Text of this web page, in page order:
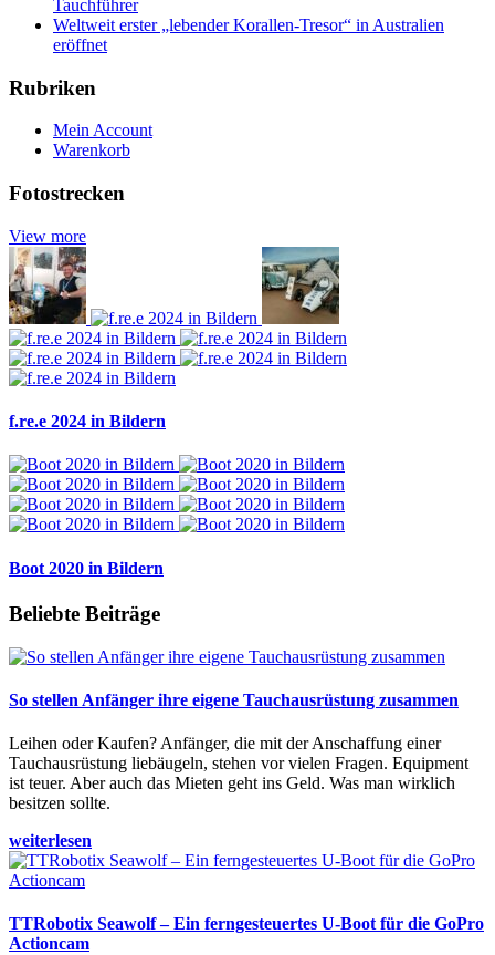
Tauchführer
Weltweit erster „lebender Korallen-Tresor“ in Australien
eröffnet
Rubriken
Mein Account
Warenkorb
Fotostrecken
View more
f.re.e 2024 in Bildern
Boot 2020 in Bildern
Beliebte Beiträge
So stellen Anfänger ihre eigene Tauchausrüstung zusammen
Leihen oder Kaufen? Anfänger, die mit der Anschaffung einer
Tauchausrüstung liebäugeln, stehen vor vielen Fragen. Equipment
ist teuer. Aber auch das Mieten geht ins Geld. Was man wirklich
besitzen sollte.
weiterlesen
TTRobotix Seawolf – Ein ferngesteuertes U-Boot für die GoPro
Actioncam